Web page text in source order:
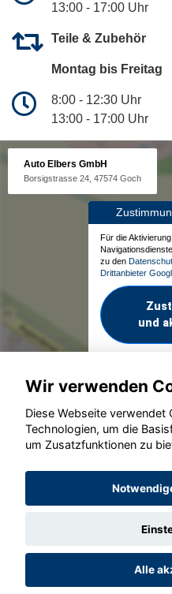
13:00 - 17:00 Uhr
Teile & Zubehör
Montag bis Freitag
8:00 - 12:30 Uhr
13:00 - 17:00 Uhr
Auto Elbers GmbH
Borsigstrasse 24, 47574 Goch
Für die
zu den
Drittanbieter
und
©
Wir verwenden
Diese Webseite verwendet
Technologien, um die
um Zusatzfunktionen zu
Alle